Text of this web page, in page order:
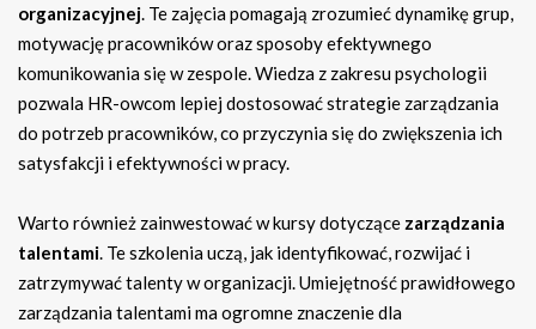
organizacyjnej. Te zajęcia pomagają zrozumieć dynamikę grup,
motywację pracowników oraz sposoby efektywnego
komunikowania się w zespole. Wiedza z zakresu psychologii
pozwala HR-owcom lepiej dostosować strategie zarządzania
do potrzeb pracowników, co przyczynia się do zwiększenia ich
satysfakcji i efektywności w pracy.
Warto również zainwestować w kursy dotyczące zarządzania
talentami. Te szkolenia uczą, jak identyfikować, rozwijać i
zatrzymywać talenty w organizacji. Umiejętność prawidłowego
zarządzania talentami ma ogromne znaczenie dla